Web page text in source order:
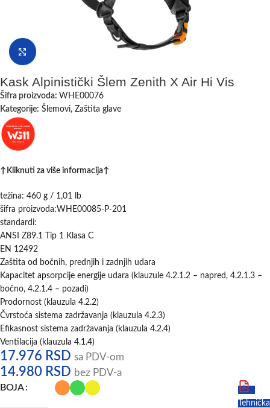
Klikni da uvećaš
Kask Alpinistički Šlem Zenith X Air Hi Vis
Šifra proizvoda: WHE00076
Kategorije: Šlemovi, Zaštita glave
↑Kliknuti za više informacija↑
težina: 460 g / 1,01 lb
šifra proizvoda:WHE00085-P-201
standardi:
ANSI Z89.1 Tip 1 Klasa C
EN 12492
Zaštita od bočnih, prednjih i zadnjih udara
Kapacitet apsorpcije energije udara (klauzule 4.2.1.2 – napred, 4.2.1.3 –
bočno, 4.2.1.4 – pozadi)
Prodornost (klauzula 4.2.2)
Čvrstoća sistema zadržavanja (klauzula 4.2.3)
Efikasnost sistema zadržavanja (klauzula 4.2.4)
Ventilacija (klauzula 4.1.4)
17.976 RSD sa PDV-om
14.980 RSD bez PDV-a
BOJA
Tehnička